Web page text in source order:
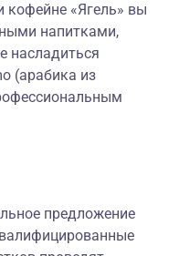
«Ягель» вы
напитками,
насладиться
(арабика из
предложение